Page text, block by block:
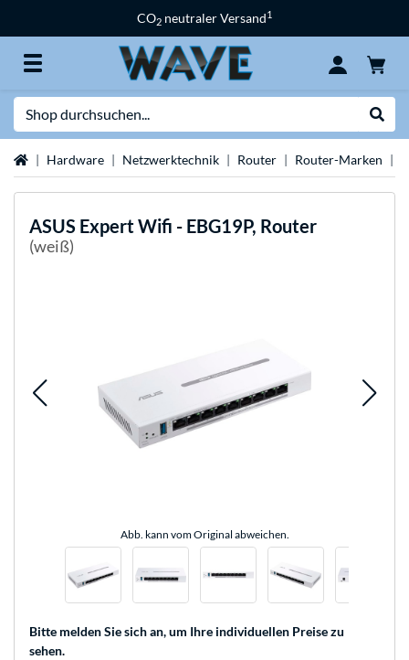
CO2 neutraler Versand1
StartseiteHardware Netzwerktechnik Router Router-Marken
ASUS Expert Wifi - EBG19P, Router
(weiß)
Abb. kann vom Original abweichen.
Bitte melden Sie sich an, um Ihre individuellen Preise zu
sehen.